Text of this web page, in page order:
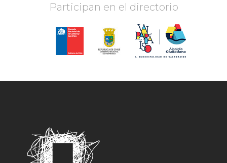
Participan en el directorio